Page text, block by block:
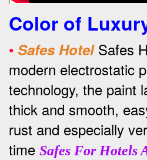
Color of
• Safes HotelSafes
modern electrostatic
technology, the paint
thick and smooth,
rust and especially
time Safes For Hotels